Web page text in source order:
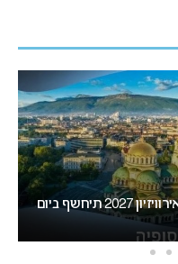
בורגס או סופיה: העיר המארחת של אירוויזיון 2027 תיחשף ביום